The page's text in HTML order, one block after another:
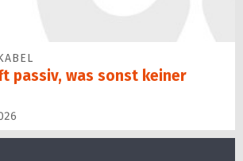
passiv, was sonst keiner